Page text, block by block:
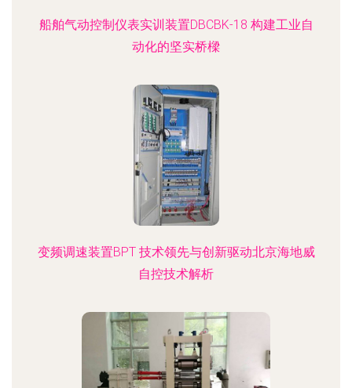
船舶气动控制仪表实训装置DBCBK-18 构建工业自
动化的坚实桥樑
变频调速装置BPT 技术领先与创新驱动北京海地威
自控技术解析